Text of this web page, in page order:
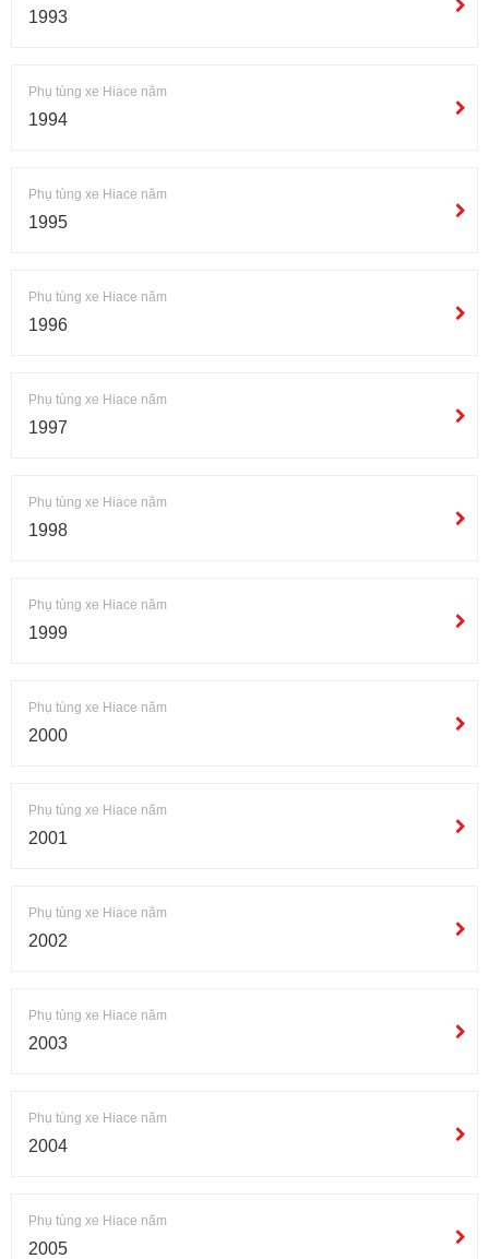
1993
Phụ tùng xe Hiace năm
1994
Phụ tùng xe Hiace năm
1995
Phụ tùng xe Hiace năm
1996
Phụ tùng xe Hiace năm
1997
Phụ tùng xe Hiace năm
1998
Phụ tùng xe Hiace năm
1999
Phụ tùng xe Hiace năm
2000
Phụ tùng xe Hiace năm
2001
Phụ tùng xe Hiace năm
2002
Phụ tùng xe Hiace năm
2003
Phụ tùng xe Hiace năm
2004
Phụ tùng xe Hiace năm
2005